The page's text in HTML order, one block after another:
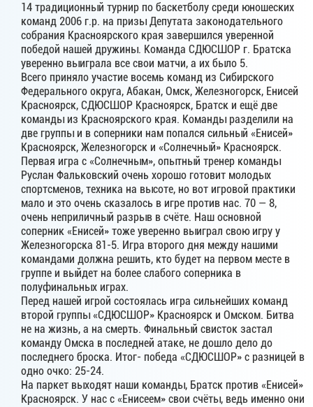
14 традиционный турнир по баскетболу среди юношеских
команд 2006 г.р. на призы Депутата законодательного
собрания Красноярского края завершился уверенной
победой нашей дружины. Команда СДЮСШОР г. Братска
уверенно выиграла все свои матчи, а их было 5.
Всего приняло участие восемь команд из Сибирского
Федерального округа, Абакан, Омск, Железногорск, Енисей
Красноярск, СДЮСШОР Красноярск, Братск и ещё две
команды из Красноярского края. Команды разделили на
две группы и в соперники нам попался сильный «Енисей»
Красноярск, Железногорск и «Солнечный» Красноярск.
Первая игра с «Солнечным», опытный тренер команды
Руслан Фальковский очень хорошо готовит молодых
спортсменов, техника на высоте, но вот игровой практики
мало и это очень сказалось в игре против нас. 70 — 8,
очень неприличный разрыв в счёте. Наш основной
соперник «Енисей» тоже уверенно выиграл свою игру у
Железногорска 81-5. Игра второго дня между нашими
командами должна решить, кто будет на первом месте в
группе и выйдет на более слабого соперника в
полуфинальных играх.
Перед нашей игрой состоялась игра сильнейших команд
второй группы «СДЮСШОР» Красноярск и Омском. Битва
не на жизнь, а на смерть. Финальный свисток застал
команду Омска в последней атаке, не дошло дело до
последнего броска. Итог- победа «СДЮСШОР» с разницей в
одно очко: 25-24.
На паркет выходят наши команды, Братск против «Енисей»
Красноярск. У нас с «Енисеем» свои счёты, ведь именно они